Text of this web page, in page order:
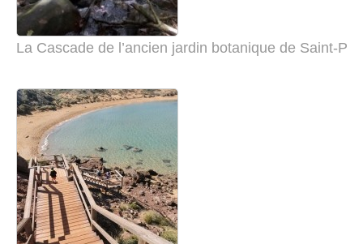
La Cascade de l’ancien jardin botanique de Saint-